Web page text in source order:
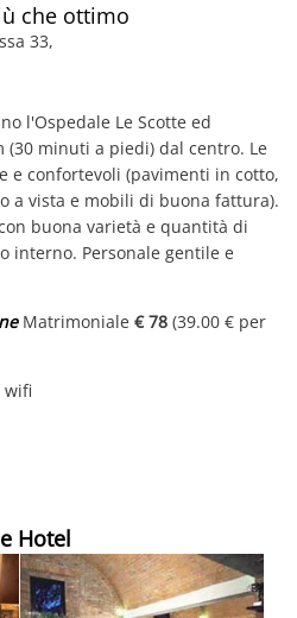
che ottimo
33,
l'Ospedale Le Scotte ed
(30 minuti a piedi) dal centro. Le
e confortevoli (pavimenti in cotto,
a vista e mobili di buona fattura).
buona varietà e quantità di
interno. Personale gentile e
Matrimoniale € 78 (39.00 € per
wifi
Hotel